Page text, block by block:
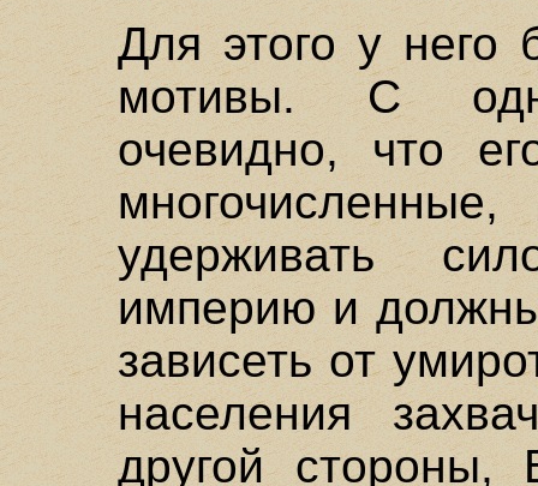
Для этого у
мотивы. С
очевидно, что
удерживать
империю и
зависеть от
населения
другой стороны,